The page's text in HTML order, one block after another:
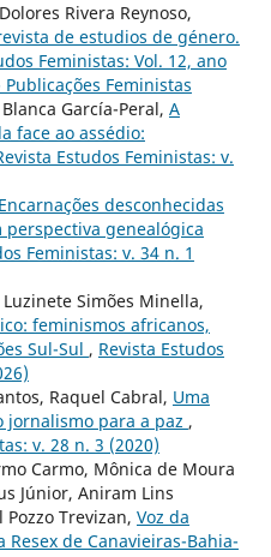
Rivera Reynoso,
de estudios de género.
Feministas: Vol. 12, ano
Feministas
García-Peral, A
face ao assédio:
Estudos Feministas: v.
Encarnações desconhecidas
genealógica
Feministas: v. 34 n. 1
Simões Minella,
feminismos africanos,
Sul-Sul , Revista Estudos
Raquel Cabral, Uma
jornalismo para a paz ,
v. 28 n. 3 (2020)
Carmo, Mônica de Moura
Júnior, Aniram Lins
Trevizan, Voz da
de Canavieiras-Bahia-